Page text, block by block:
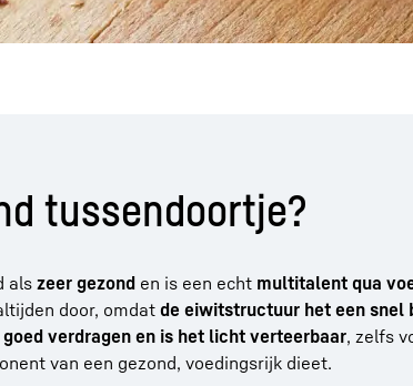
tussendoortje?
als zeer gezond en is een echt multitalent qua
door, omdatde eiwitstructuur het een snel
goed verdragen en is het licht verteerbaar, zelfs
van een gezond, voedingsrijk dieet.